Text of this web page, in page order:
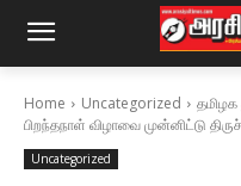
Home Uncategorized
பிறந்தநாள் விழாவை முன்னிட்டு
Uncategorized